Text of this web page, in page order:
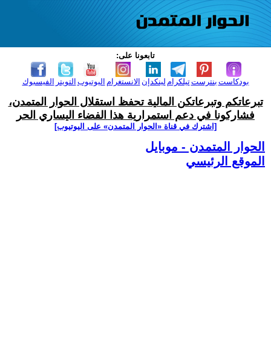
تابعونا على:
الفيسبوك التويتر اليوتيوب الانستغرام لينكدإن تيلكرامبنترست بودكاست
تبرعاتكم وتبرعاتكن المالية تحفظ استقلال الحوار المتمدن،
فشاركونا في دعم استمرارية هذا الفضاء اليساري الحر
[اشترك في قناة ‫«الحوار المتمدن» على اليوتيوب]
الحوار المتمدن - موبايل
الموقع الرئيسي